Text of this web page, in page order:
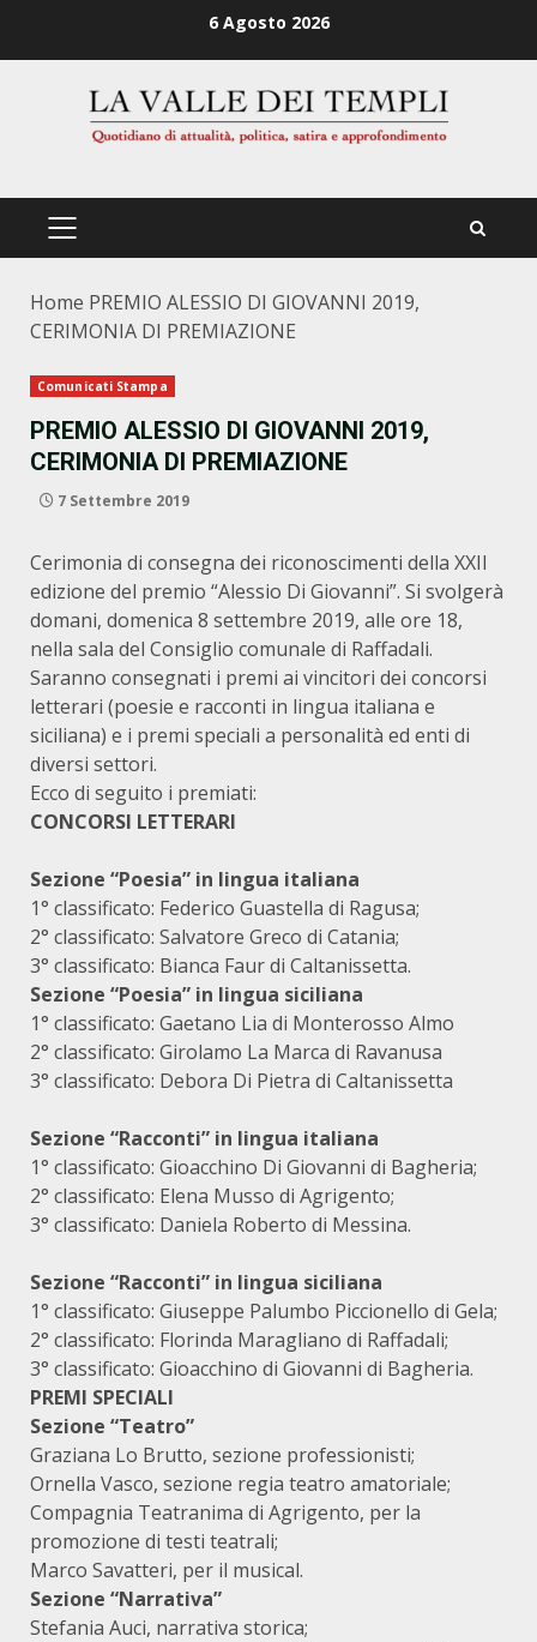
6 Agosto 2026
PRIMÄRES
Home PREMIO ALESSIO DI GIOVANNI 2019,
CERIMONIA DI PREMIAZIONE
Comunicati Stampa
PREMIO ALESSIO DI GIOVANNI 2019,
CERIMONIA DI PREMIAZIONE
7 Settembre 2019
Cerimonia di consegna dei riconoscimenti della XXII
edizione del premio “Alessio Di Giovanni”. Si svolgerà
domani, domenica 8 settembre 2019, alle ore 18,
nella sala del Consiglio comunale di Raffadali.
Saranno consegnati i premi ai vincitori dei concorsi
letterari (poesie e racconti in lingua italiana e
siciliana) e i premi speciali a personalità ed enti di
diversi settori.
Ecco di seguito i premiati:
CONCORSI LETTERARI
Sezione “Poesia” in lingua italiana
1° classificato: Federico Guastella di Ragusa;
2° classificato: Salvatore Greco di Catania;
3° classificato: Bianca Faur di Caltanissetta.
Sezione “Poesia” in lingua siciliana
1° classificato: Gaetano Lia di Monterosso Almo
2° classificato: Girolamo La Marca di Ravanusa
3° classificato: Debora Di Pietra di Caltanissetta
Sezione “Racconti” in lingua italiana
1° classificato: Gioacchino Di Giovanni di Bagheria;
2° classificato: Elena Musso di Agrigento;
3° classificato: Daniela Roberto di Messina.
Sezione “Racconti” in lingua siciliana
1° classificato: Giuseppe Palumbo Piccionello di Gela;
2° classificato: Florinda Maragliano di Raffadali;
3° classificato: Gioacchino di Giovanni di Bagheria.
PREMI SPECIALI
Sezione “Teatro”
Graziana Lo Brutto, sezione professionisti;
Ornella Vasco, sezione regia teatro amatoriale;
Compagnia Teatranima di Agrigento, per la
promozione di testi teatrali;
Marco Savatteri, per il musical.
Sezione “Narrativa”
Stefania Auci, narrativa storica;